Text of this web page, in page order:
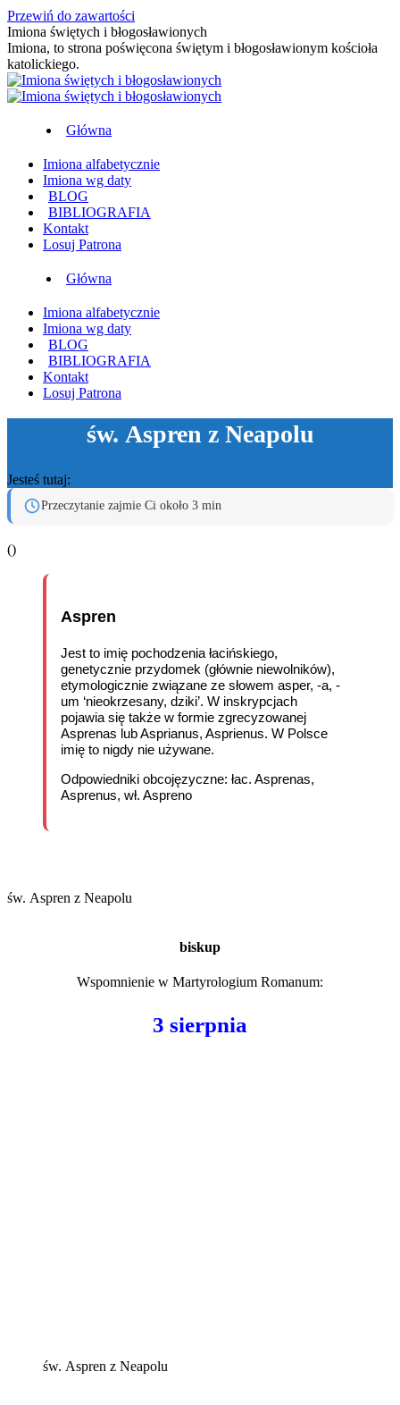
Przewiń do zawartości
Imiona świętych i błogosławionych
Imiona, to strona poświęcona świętym i błogosławionym kościoła
katolickiego.
Główna
Imiona alfabetycznie
Imiona wg daty
BLOG
BIBLIOGRAFIA
Kontakt
Losuj Patrona
Główna
Imiona alfabetycznie
Imiona wg daty
BLOG
BIBLIOGRAFIA
Kontakt
Losuj Patrona
św. Aspren z Neapolu
Jesteś tutaj:
Przeczytanie zajmie Ci około 3 min
()
Aspren
Jest to imię pochodzenia łacińskiego,
genetycznie przydomek (głównie niewolników),
etymologicznie związane ze słowem asper, -a, -
um ‘nieokrzesany, dziki’. W inskrypcjach
pojawia się także w formie zgrecyzowanej
Asprenas lub Asprianus, Asprienus. W Polsce
imię to nigdy nie używane.
Odpowiedniki obcojęzyczne: łac. Asprenas,
Asprenus, wł. Aspreno
św. Aspren z Neapolu
biskup
Wspomnienie w Martyrologium Romanum:
3 sierpnia
św. Aspren z Neapolu